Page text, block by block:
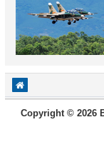
Copyright © 2026